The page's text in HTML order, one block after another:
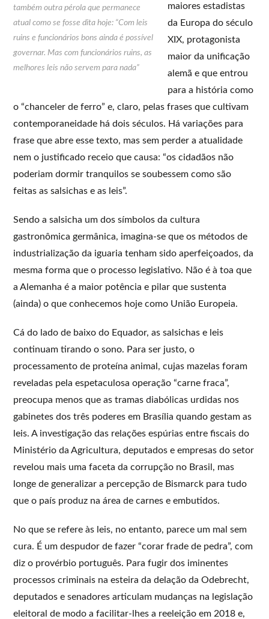
também outra pérola que permanece
atual como se fosse dita hoje: “Com leis
ruins e funcionários bons ainda é possível
governar. Mas com funcionários ruins, as
melhores leis não servem para nada”
maiores estadistas
da Europa do século
XIX, protagonista
maior da unificação
alemã e que entrou
para a história como
o “chanceler de ferro” e, claro, pelas frases que cultivam
contemporaneidade há dois séculos. Há variações para
frase que abre esse texto, mas sem perder a atualidade
nem o justificado receio que causa: “os cidadãos não
poderiam dormir tranquilos se soubessem como são
feitas as salsichas e as leis”.
Sendo a salsicha um dos símbolos da cultura
gastronômica germânica, imagina-se que os métodos de
industrialização da iguaria tenham sido aperfeiçoados, da
mesma forma que o processo legislativo. Não é à toa que
a Alemanha é a maior potência e pilar que sustenta
(ainda) o que conhecemos hoje como União Europeia.
Cá do lado de baixo do Equador, as salsichas e leis
continuam tirando o sono. Para ser justo, o
processamento de proteína animal, cujas mazelas foram
reveladas pela espetaculosa operação “carne fraca”,
preocupa menos que as tramas diabólicas urdidas nos
gabinetes dos três poderes em Brasília quando gestam as
leis. A investigação das relações espúrias entre fiscais do
Ministério da Agricultura, deputados e empresas do setor
revelou mais uma faceta da corrupção no Brasil, mas
longe de generalizar a percepção de Bismarck para tudo
que o país produz na área de carnes e embutidos.
No que se refere às leis, no entanto, parece um mal sem
cura. É um despudor de fazer “corar frade de pedra”, com
diz o provérbio português. Para fugir dos iminentes
processos criminais na esteira da delação da Odebrecht,
deputados e senadores articulam mudanças na legislação
eleitoral de modo a facilitar-lhes a reeleição em 2018 e,